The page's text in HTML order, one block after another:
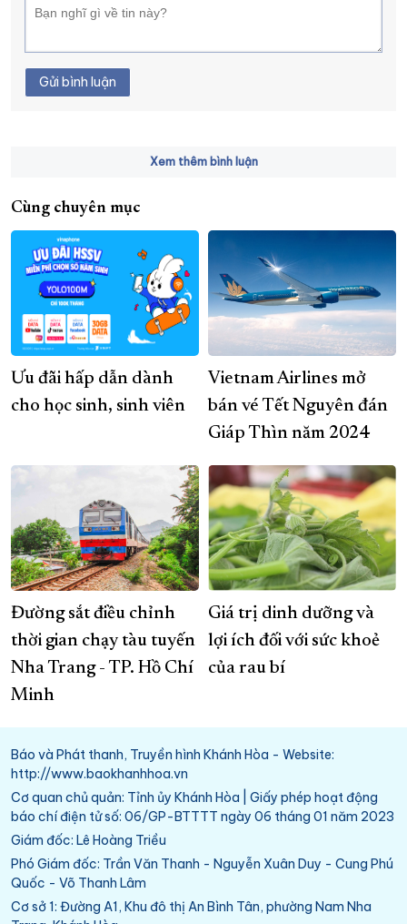
Gửi bình luận
Xem thêm bình luận
Cùng chuyên mục
Ưu đãi hấp dẫn dành
cho học sinh, sinh viên
Vietnam Airlines mở
bán vé Tết Nguyên đán
Giáp Thìn năm 2024
Đường sắt điều chỉnh
thời gian chạy tàu tuyến
Nha Trang - TP. Hồ Chí
Minh
Giá trị dinh dưỡng và
lợi ích đối với sức khoẻ
của rau bí
Báo và Phát thanh, Truyền hình Khánh Hòa - Website:
http://www.baokhanhhoa.vn
Cơ quan chủ quản: Tỉnh ủy Khánh Hòa | Giấy phép hoạt động
báo chí điện tử số: 06/GP-BTTTT ngày 06 tháng 01 năm 2023
Giám đốc: Lê Hoàng Triều
Phó Giám đốc: Trần Văn Thanh - Nguyễn Xuân Duy - Cung Phú
Quốc - Võ Thanh Lâm
Cơ sở 1: Đường A1, Khu đô thị An Bình Tân, phường Nam Nha